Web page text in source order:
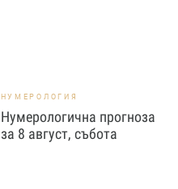
НУМЕРОЛОГИЯ
Нумерологична прогноза
за 8 август, събота